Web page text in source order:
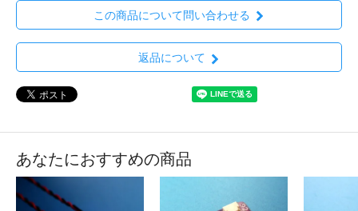
この商品について問い合わせる
返品について
あなたにおすすめの商品